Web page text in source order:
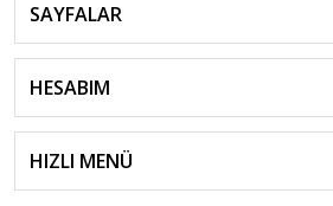
SAYFALAR
HESABIM
HIZLI MENÜ